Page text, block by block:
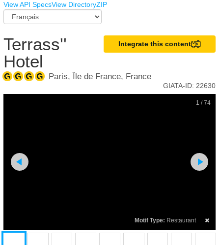
View API SpecsView DirectoryZIP
Terrass''
Hotel
Integrate this content
Paris, Île de France, France
GIATA-ID: 22630
1 / 74
Motif Type: Restaurant